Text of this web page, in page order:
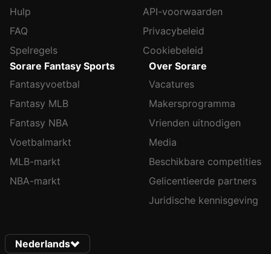
Hulp
FAQ
Spelregels
API-voorwaarden
Privacybeleid
Cookiebeleid
Sorare Fantasy Sports
Fantasyvoetbal
Fantasy MLB
Fantasy NBA
Voetbalmarkt
MLB-markt
NBA-markt
Over Sorare
Vacatures
Makersprogramma
Vrienden uitnodigen
Media
Beschikbare competities
Gelicentieerde partners
Juridische kennisgeving
Nederlands